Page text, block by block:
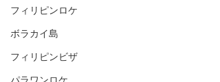
フィリピンロケ
ボラカイ島
フィリピンビザ